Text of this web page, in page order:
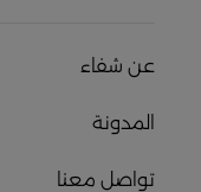
عن شفاء
المدونة
تواصل معنا